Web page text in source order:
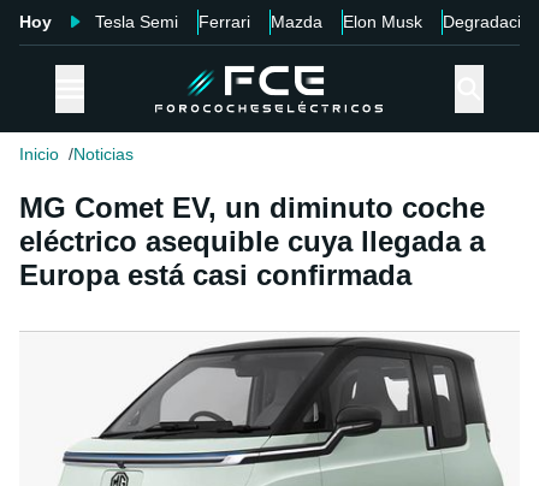
Hoy Tesla Semi Ferrari Mazda Elon Musk Degradación
Inicio Noticias
MG Comet EV, un diminuto coche
eléctrico asequible cuya llegada a
Europa está casi confirmada